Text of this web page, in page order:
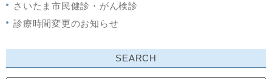
さいたま市民健診・がん検診
診療時間変更のお知らせ
SEARCH